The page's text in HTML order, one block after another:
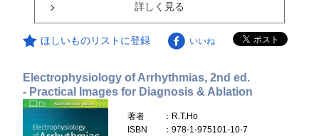
詳しく見る
ほしいものリストに登録 いいね
Electrophysiology of Arrhythmias, 2nd ed.
- Practical Images for Diagnosis & Ablation
著者
：R.T.Ho
ISBN
：978-1-975101-10-7